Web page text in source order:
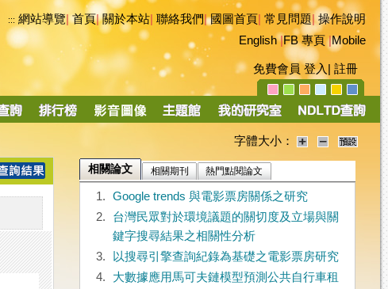
::: 網站導覽|首頁|關於本站 聯絡我們|國圖首頁 常見問題|操作說明
English|FB 專頁|Mobile
免費會員 登入 註冊
字體大小：
相關論文 相關期刊 熱門點閱論文
1.
Google trends 與電影票房關係之研究
2.
台灣民眾對於環境議題的關切度及立場與關
鍵字搜尋結果之相關性分析
3.
以搜尋引擎查詢紀錄為基礎之電影票房研究
4.
大數據應用馬可夫鏈模型預測公共自行車租